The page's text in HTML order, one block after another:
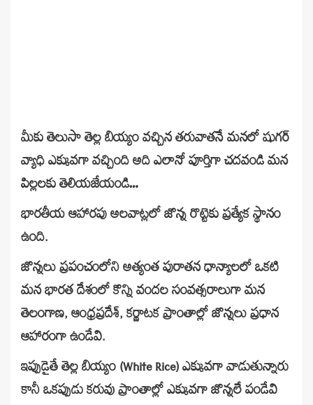
మీకు తెలుసా తెల్ల బియ్యం వచ్చిన తరువాతనే మనలో షుగర్
వ్యాధి ఎక్కువగా వచ్చింది అది ఎలానో పూర్తిగా చదవండి మన
పిల్లలకు తెలియజేయండి…
భారతీయ ఆహారపు అలవాట్లలో జొన్న రొట్టెకు ప్రత్యేక స్థానం
ఉంది.
జొన్నలు ప్రపంచంలోని అత్యంత పురాతన ధాన్యాలలో ఒకటి
మన భారత దేశంలో కొన్ని వందల సంవత్సరాలుగా మన
తెలంగాణ, ఆంధ్రప్రదేశ్, కర్ణాటక ప్రాంతాల్లో జొన్నలు ప్రధాన
ఆహారంగా ఉండేవి.
ఇప్పుడైతే తెల్ల బియ్యం (White Rice) ఎక్కువగా వాడుతున్నారు
కానీ ఒకప్పుడు కరువు ప్రాంతాల్లో ఎక్కువగా జొన్నలే పండేవి